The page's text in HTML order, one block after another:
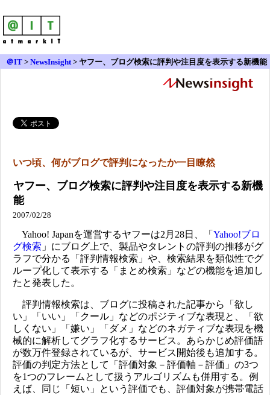
＠IT > NewsInsight> ヤフー、ブログ検索に評判や注目度を表示する新機能
いつ頃、何がブログで評判になったか一目瞭然
ヤフー、ブログ検索に評判や注目度を表示する新機
能
2007/02/28
Yahoo! Japanを運営するヤフーは2月28日、「 Yahoo!ブロ
グ検索 」にブログ上で、製品やタレントの評判の推移がグ
ラフで分かる「評判情報検索」や、検索結果を類似性でグ
ループ化して表示する「まとめ検索」などの機能を追加し
たと発表した。
評判情報検索は、ブログに投稿された記事から「欲し
い」「いい」「クール」などのポジティブな表現と、「欲
しくない」「嫌い」「ダメ」などのネガティブな表現を機
械的に解析してグラフ化するサービス。あらかじめ評価語
が数万件登録されているが、サービス開始後も追加する。
評価の判定方法として「評価対象－評価軸－評価」の3つ
を1つのフレームとして扱うアルゴリズムも併用する。例
えば、同じ「短い」という評価でも、評価対象が携帯電話